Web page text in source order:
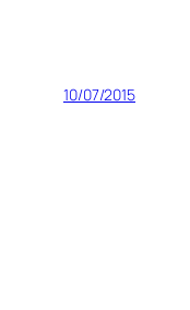
10/07/2015